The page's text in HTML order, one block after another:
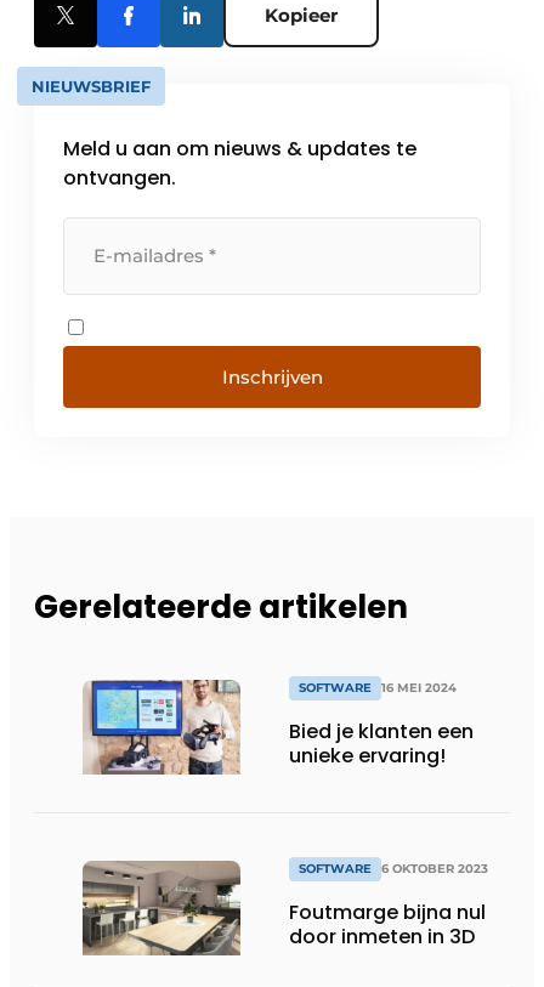
Kopieer
NIEUWSBRIEF
Meld u aan om nieuws & updates te
ontvangen.
Inschrijven
Gerelateerde artikelen
SOFTWARE 16 MEI 2024
Bied je klanten een
unieke ervaring!
SOFTWARE 6 OKTOBER 2023
Foutmarge bijna nul
door inmeten in 3D